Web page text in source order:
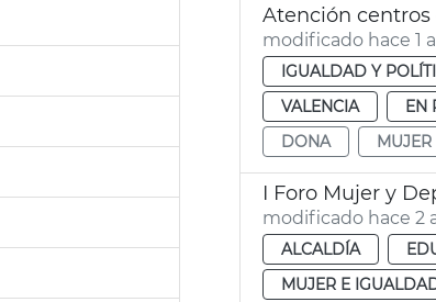
Atención
modificado hace 1
IGUALDAD Y
VALENCIA
EN
DONA
MUJER
I Foro Mujer y
modificado hace 2
ALCALDÍA
MUJER E